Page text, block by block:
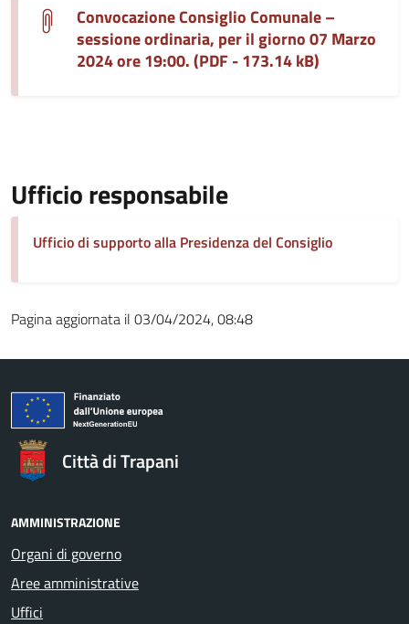
Convocazione Consiglio Comunale –
sessione ordinaria, per il giorno 07 Marzo
2024 ore 19:00. (PDF - 173.14 kB)
Ufficio responsabile
Ufficio di supporto alla Presidenza del Consiglio
Pagina aggiornata il 03/04/2024, 08:48
Città di Trapani
AMMINISTRAZIONE
Organi di governo
Aree amministrative
Uffici